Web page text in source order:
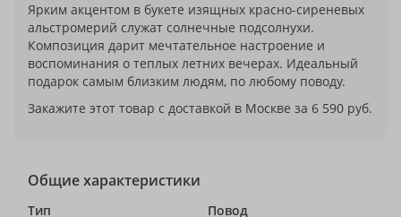
Ярким акцентом в букете изящных красно-сиреневых
альстромерий служат солнечные подсолнухи.
Композиция дарит мечтательное настроение и
воспоминания о теплых летних вечерах. Идеальный
подарок самым близким людям, по любому поводу.
Закажите этот товар с доставкой в Москве за 6 590 руб.
Общие характеристики
Тип Повод